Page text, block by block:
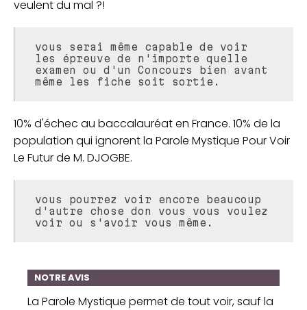
veulent du mal ?!
vous serai même capable de voir
les épreuve de n'importe quelle
examen ou d'un Concours bien avant
même les fiche soit sortie.
10% d'échec au baccalauréat en France. 10% de la
population qui ignorent la Parole Mystique Pour Voir
Le Futur de M. DJOGBE.
vous pourrez voir encore beaucoup
d'autre chose don vous vous voulez
voir ou s'avoir vous même.
NOTRE AVIS
La Parole Mystique permet de tout voir, sauf la